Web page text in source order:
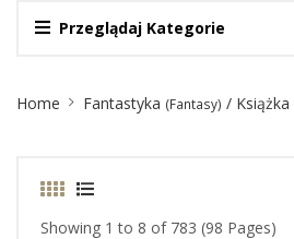
Przeglądaj Kategorie
Breadcrumb
Home Fantastyka (Fantasy) / Książka
Showing 1 to 8 of 783 (98 Pages)